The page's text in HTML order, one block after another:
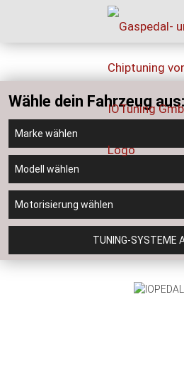
Wähle dein Fahrzeug aus:
TUNING-SYSTEME